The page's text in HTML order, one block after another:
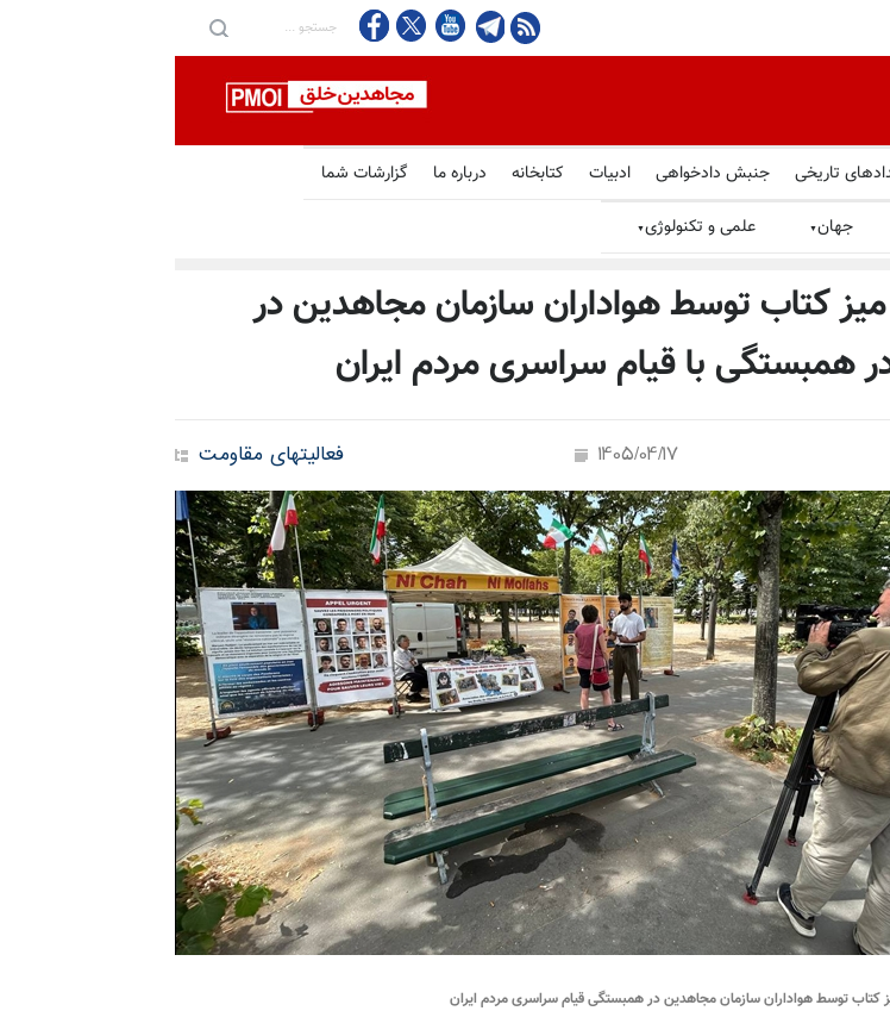
کشتیرانی و
تاریخی جنبش دادخواهی ادبیات کتابخانه درباره ما گزارشات شما
جهان▼ علمی و تکنولوژی▼
میز کتاب توسط هواداران سازمان مجاهدین در
همبستگی با قیام سراسری مردم ایران
فعالیتهای مقاومت 1405/04/17
کتاب توسط هواداران سازمان مجاهدین در همبستگی قیام سراسری مردم ایران